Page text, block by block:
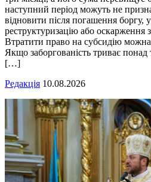
наступний період можуть не
відновити після погашення боргу,
реструктуризацію або оскарження
Втратити право на субсидію можна
Якщо заборгованість триває понад
[…]
Редакція 10.08.2026